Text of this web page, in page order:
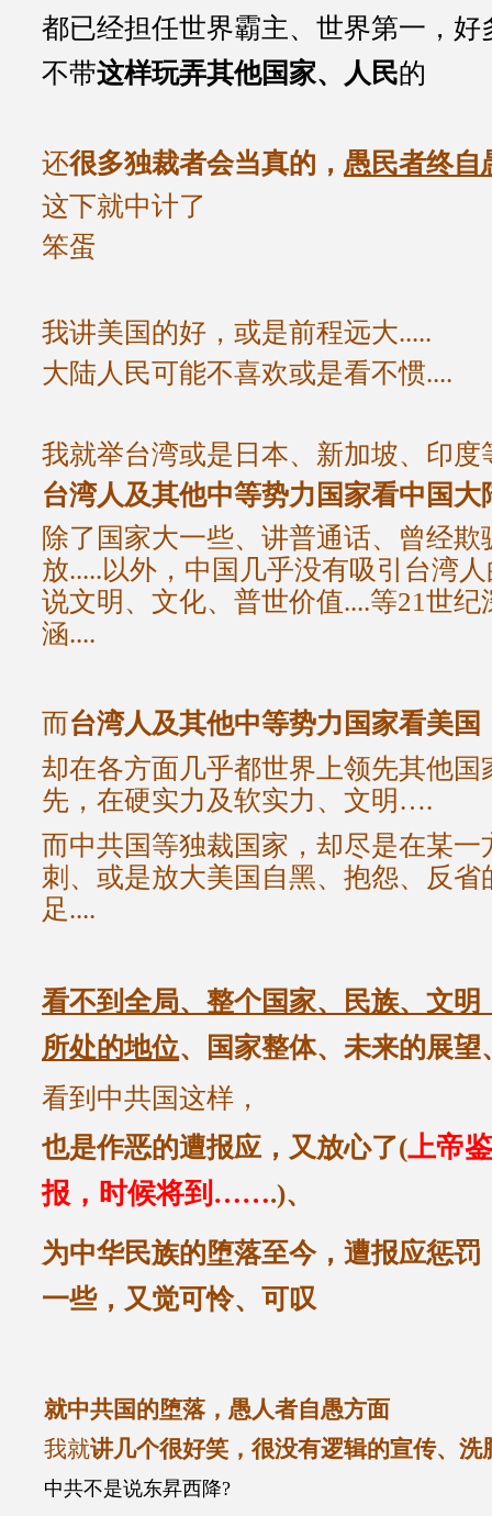
都已经担任世界霸主、世界第一，好
不带这样玩弄其他国家、人民的
还很多独裁者会当真的， 愚民者终自
这下就中计了
笨蛋
我讲美国的好，或是前程远大.....
大陆人民可能不喜欢或是看不惯....
我就举台湾或是日本、新加坡、印度
台湾人及其他中等势力国家看中国大
除了国家大一些、讲普通话、曾经欺
放.....以外，中国几乎没有吸引台湾
说文明、文化、普世价值....等21世纪
涵....
而台湾人及其他中等势力国家看美国
却在各方面几乎都世界上领先其他国
先，在硬实力及软实力、文明….
而中共国等独裁国家，却尽是在某一
刺、或是放大美国自黑、抱怨、反省
足....
看不到全局、整个国家、民族、文明
所处的地位、国家整体、未来的展望
看到中共国这样，
也是作恶的遭报应 ，又放心了(上帝
报，时候将到…….)、
为中华民族的堕落至今， 遭报应惩罚
一些，又觉可怜、可叹
就中共国的堕落，愚人者自愚方面
我就讲几个很好笑，很没有逻辑的宣传、洗
中共不是说东昇西降?